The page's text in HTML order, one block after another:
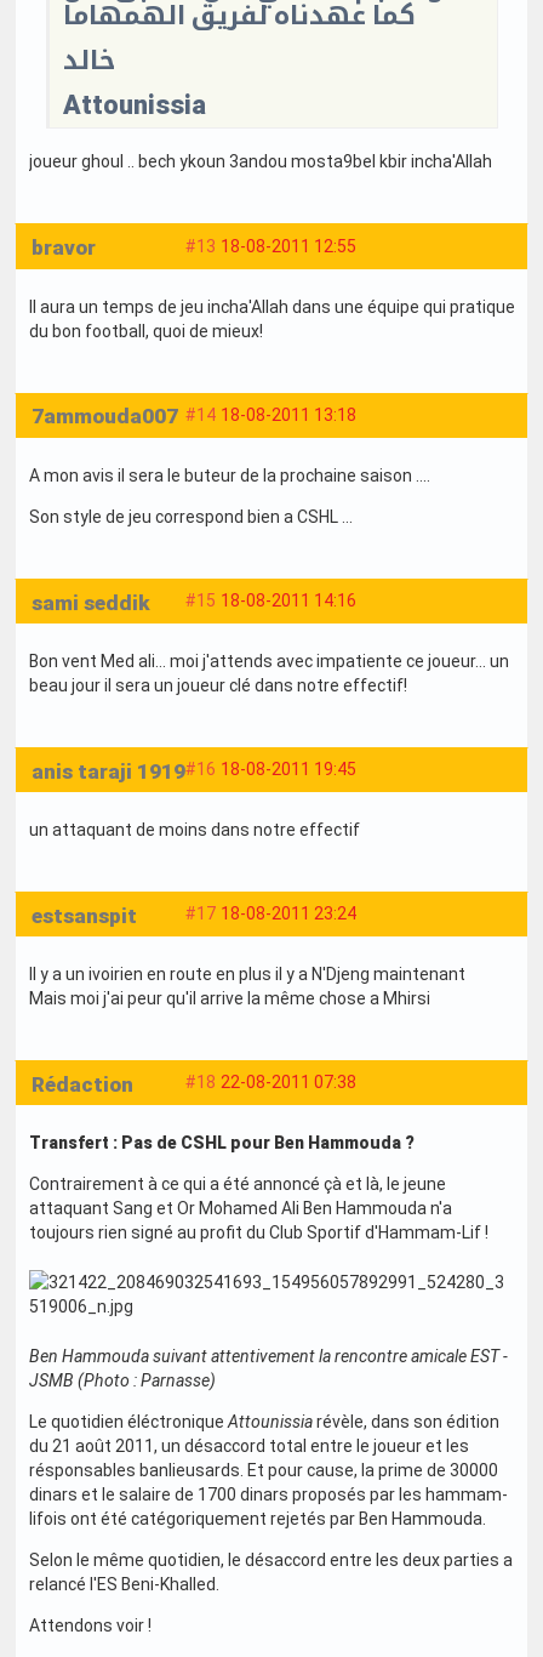
كما عهدناه لفريق الهمهاما
خالد
Attounissia
joueur ghoul .. bech ykoun 3andou mosta9bel kbir incha'Allah
#13 18-08-2011 12:55
bravor
Il aura un temps de jeu incha'Allah dans une équipe qui pratique
du bon football, quoi de mieux!
#14 18-08-2011 13:18
7ammouda007
A mon avis il sera le buteur de la prochaine saison ....
Son style de jeu correspond bien a CSHL ...
#15 18-08-2011 14:16
sami seddik
Bon vent Med ali... moi j'attends avec impatiente ce joueur... un
beau jour il sera un joueur clé dans notre effectif!
#16 18-08-2011 19:45
anis taraji 1919
un attaquant de moins dans notre effectif
#17 18-08-2011 23:24
estsanspit
Il y a un ivoirien en route en plus il y a N'Djeng maintenant
Mais moi j'ai peur qu'il arrive la même chose a Mhirsi
#18 22-08-2011 07:38
Rédaction
Transfert : Pas de CSHL pour Ben Hammouda ?
Contrairement à ce qui a été annoncé çà et là, le jeune
attaquant Sang et Or Mohamed Ali Ben Hammouda n'a
toujours rien signé au profit du Club Sportif d'Hammam-Lif !
Ben Hammouda suivant attentivement la rencontre amicale EST -
JSMB (Photo : Parnasse)
Le quotidien éléctronique Attounissiarévèle, dans son édition
du 21 août 2011, un désaccord total entre le joueur et les
résponsables banlieusards. Et pour cause, la prime de 30000
dinars et le salaire de 1700 dinars proposés par les hammam-
lifois ont été catégoriquement rejetés par Ben Hammouda.
Selon le même quotidien, le désaccord entre les deux parties a
relancé l'ES Beni-Khalled.
Attendons voir !